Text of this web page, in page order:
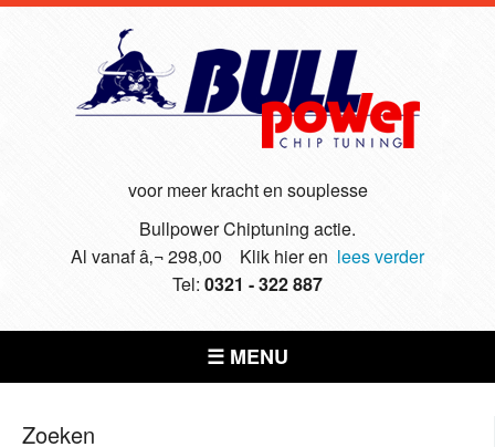
voor meer kracht en souplesse
Bullpower Chiptuning actie.
Al vanaf â‚¬ 298,00 Klik hier en lees verder
Tel: 0321 - 322 887
☰ MENU
Zoeken